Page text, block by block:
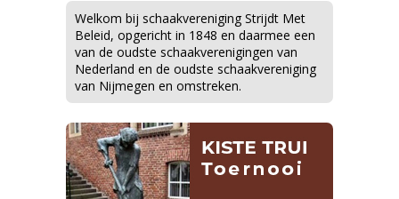
Welkom bij schaakvereniging Strijdt Met
Beleid, opgericht in 1848 en daarmee een
van de oudste schaakverenigingen van
Nederland en de oudste schaakvereniging
van Nijmegen en omstreken.